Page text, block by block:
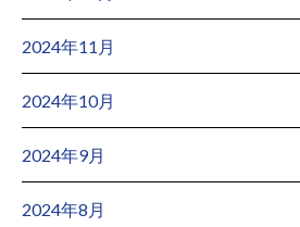
2024年11月
2024年10月
2024年9月
2024年8月